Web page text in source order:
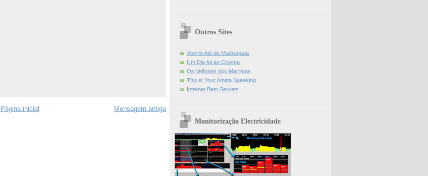
Mensagem antiga
Página inicial
Outros Sites
Aberto Até de Madrugada
Um Dia fui ao Cinema
Os Velhotes dos Marretas
This is Your Amiga Speaking
Internet Best Secrets
Monitorização Electricidade